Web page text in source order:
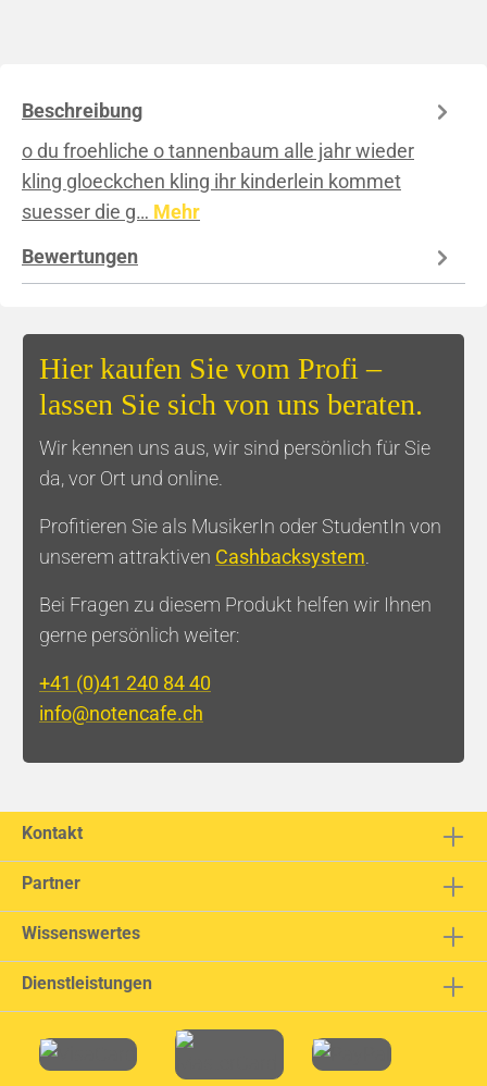
Beschreibung
o du froehliche o tannenbaum alle jahr wieder
kling gloeckchen kling ihr kinderlein kommet
suesser die g… Mehr
Bewertungen
Hier kaufen Sie vom Profi –
lassen Sie sich von uns beraten.
Wir kennen uns aus, wir sind persönlich für Sie
da, vor Ort und online.
Profitieren Sie als MusikerIn oder StudentIn von
unserem attraktiven Cashbacksystem.
Bei Fragen zu diesem Produkt helfen wir Ihnen
gerne persönlich weiter:
+41 (0)41 240 84 40
info@notencafe.ch
Kontakt
Partner
Wissenswertes
Dienstleistungen